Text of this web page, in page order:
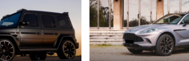
bilan de fin d'année